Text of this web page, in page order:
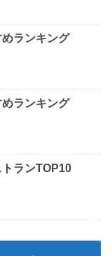
ランキング
ランキング
ランTOP10